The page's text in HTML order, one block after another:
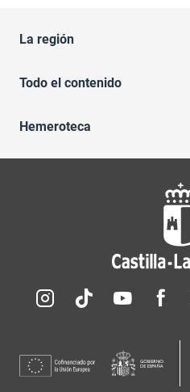
La región
Todo el contenido
Hemeroteca
Redes sociales JCCM